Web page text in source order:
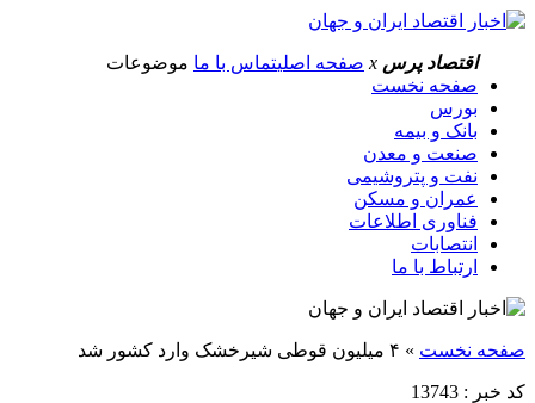
اقتصاد پرس x صفحه اصلیتماس با ما موضوعات
صفحه نخست
بورس
بانک و بیمه
صنعت و معدن
نفت و پتروشیمی
عمران و مسکن
فناوری اطلاعات
انتصابات
ارتباط با ما
صفحه نخست » ۴ میلیون قوطی شیرخشک وارد کشور شد
کد خبر : 13743